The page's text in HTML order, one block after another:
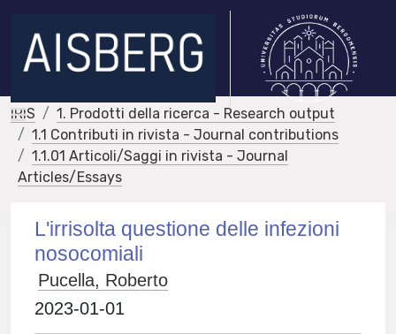
IRIS
1. Prodotti della ricerca - Research output
1.1 Contributi in rivista - Journal contributions
1.1.01 Articoli/Saggi in rivista - Journal
Articles/Essays
L'irrisolta questione delle infezioni
nosocomiali
Pucella, Roberto
2023-01-01